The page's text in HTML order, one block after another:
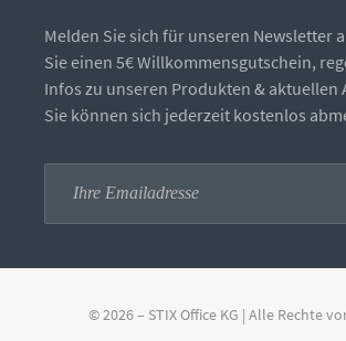
Melden Sie sich für unseren Newsletter
Sie einen 5€ Willkommensgutschein,
Infos zu unseren Produkten & aktuellen
Sie können sich jederzeit kostenlos
© 2026 – STIX Office KG | Alle Rechte